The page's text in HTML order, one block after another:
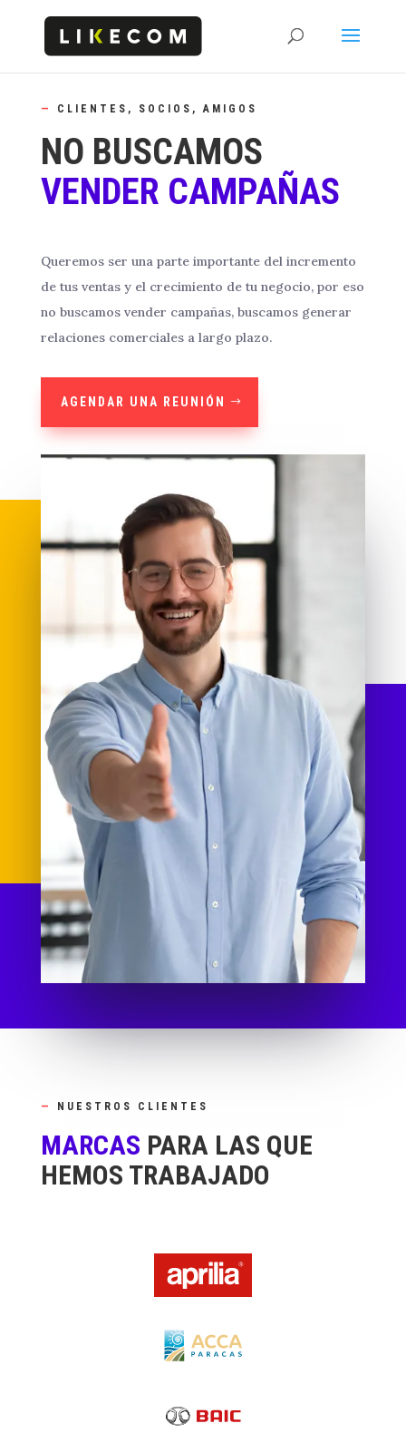
— CLIENTES, SOCIOS, AMIGOS
NO BUSCAMOS
VENDER CAMPAÑAS
Queremos ser una parte importante del incremento
de tus ventas y el crecimiento de tu negocio, por eso
no buscamos vender campañas, buscamos generar
relaciones comerciales a largo plazo.
AGENDAR UNA REUNIÓN
— NUESTROS CLIENTES
MARCAS PARA LAS QUE
HEMOS TRABAJADO